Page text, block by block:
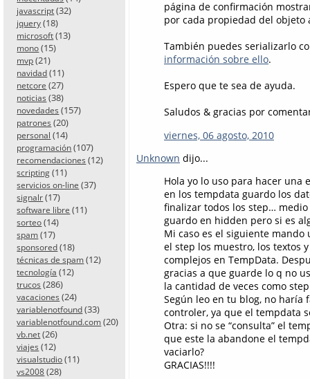
javascript (32)
jquery (18)
microsoft (13)
mono (15)
mvp (21)
navidad (11)
netcore (27)
noticias (38)
novedades (157)
patrones (20)
personal (14)
programación (107)
recomendaciones (12)
scripting (11)
servicios on-line (37)
signalr (17)
software libre (11)
sorteo (14)
spam (17)
sponsored (18)
técnicas de spam (12)
tecnología (12)
trucos (286)
vacaciones (24)
variablenotfound (33)
variablenotfound.com (20)
vb.net (26)
viajes (12)
visualstudio (11)
vs2008 (28)
página de confirmación
por cada propiedad del objeto
También puedes serializarlo
información sobre ello.
Espero que te sea de ayuda.
Saludos & gracias por
viernes, 06 agosto, 2010
Unknown dijo...
Hola yo lo uso para hacer una
en los tempdata guardo los
finalizar todos los step…
guardo en hidden pero si es
Mi caso es el siguiente
el step los muestro, los textos
complejos en TempData.
gracias a que guarde lo q no
la cantidad de veces como
Según leo en tu blog, no haría
controler, ya que el tempdata
Otra: si no se “consulta” el
que este la abandone el
vaciarlo?
GRACIAS!!!!